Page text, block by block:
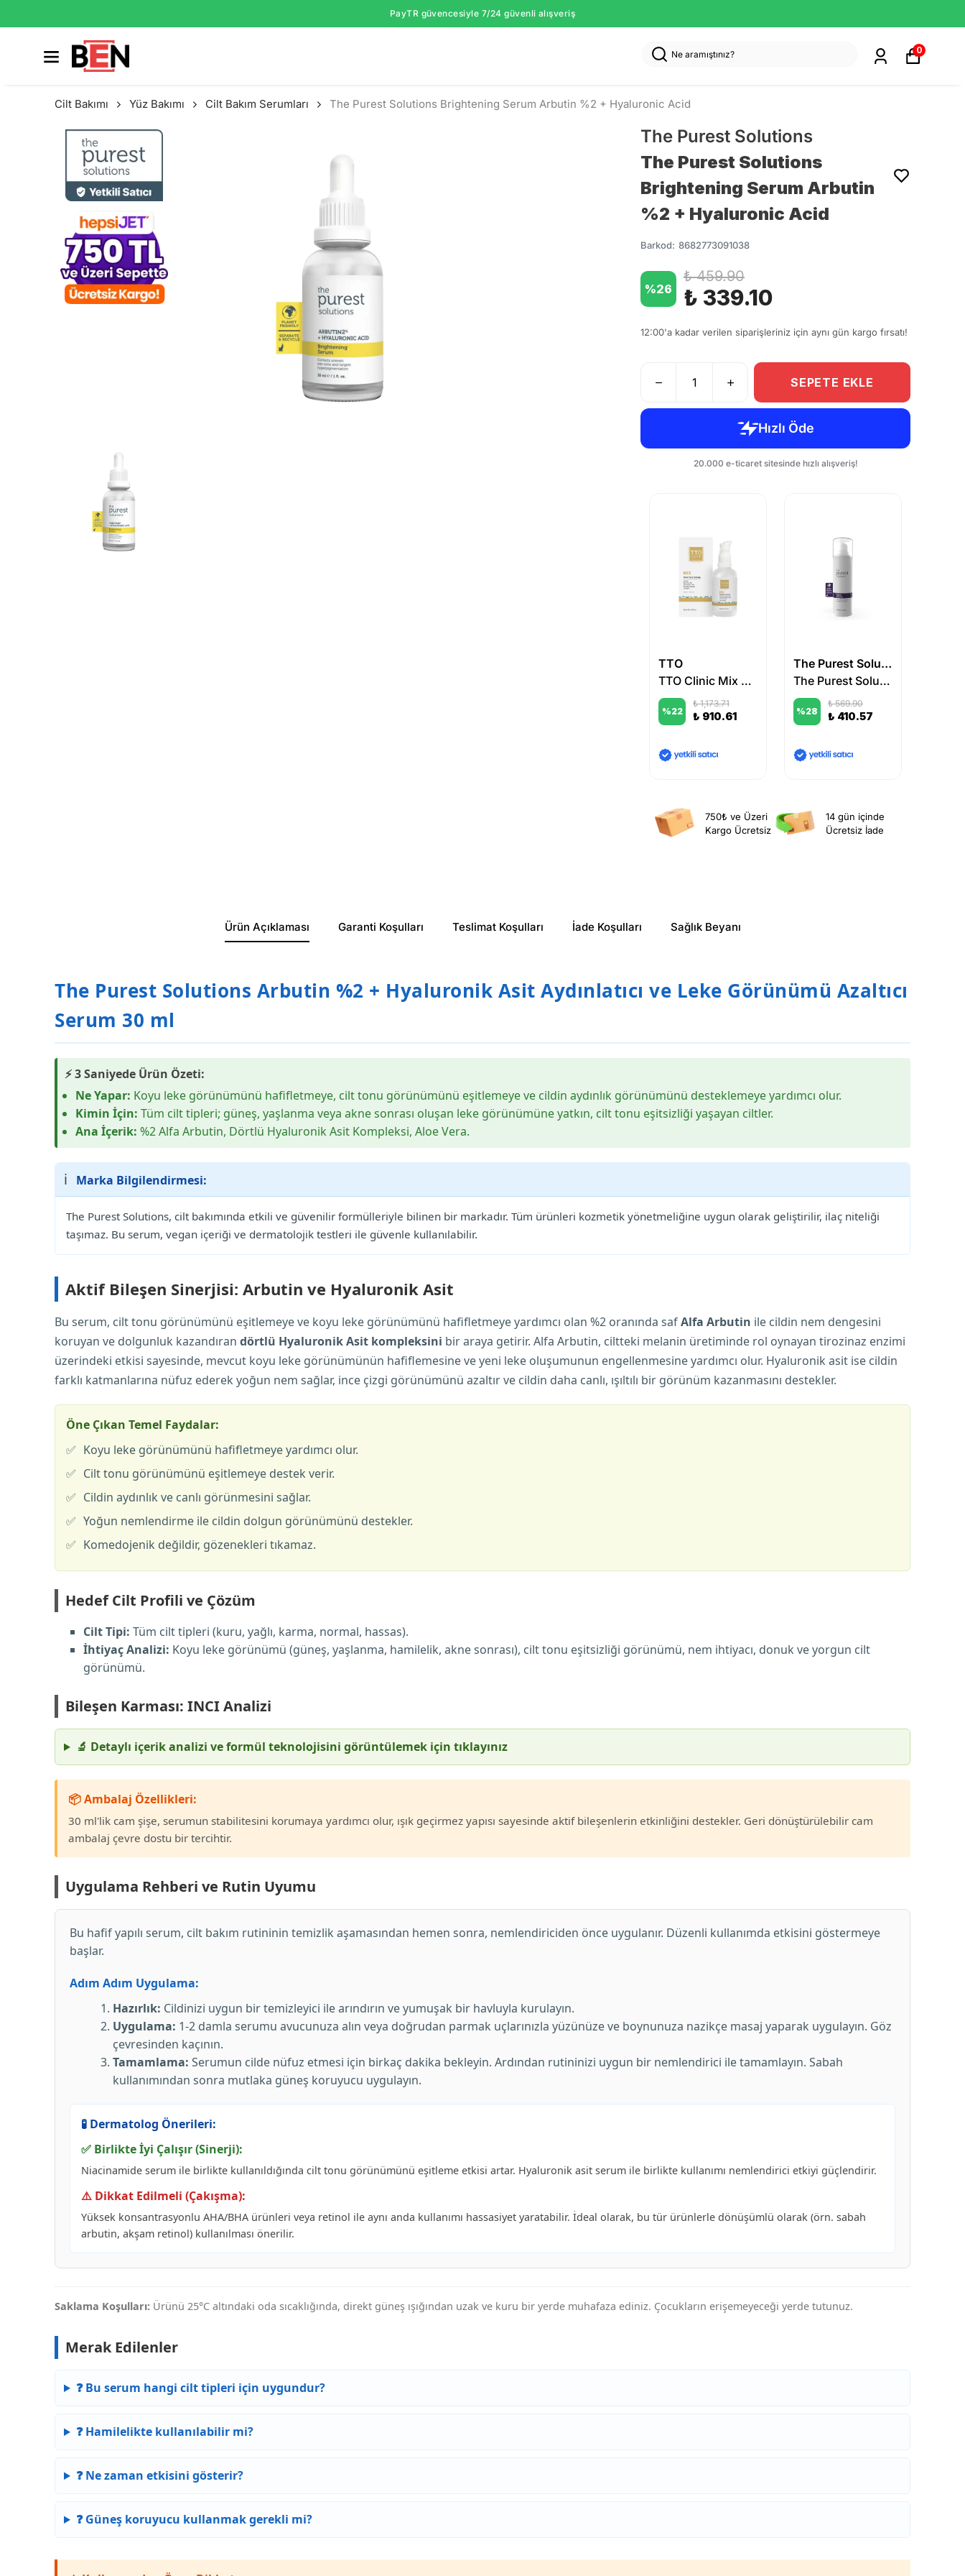
PayTR güvencesiyle 7/24 güvenli alışveriş
0
Cilt Bakımı Yüz Bakımı Cilt Bakım Serumları The Purest Solutions Brightening Serum Arbutin %2 + Hyaluronic Acid
The Purest Solutions
The Purest Solutions
Brightening Serum Arbutin
%2 + Hyaluronic Acid
Barkod: 8682773091038
%26
₺ 459.90
₺ 339.10
12:00'a kadar verilen siparişleriniz için aynı gün kargo fırsatı!
SEPETE EKLE
TTO
TTO Clinic Mix Cilt Bakım Serumu 50 ml
%22
₺ 1,173.71
₺ 910.61
The Purest Solutions
The Purest Solutions Peptide Complex Serum
%28
₺ 569.90
₺ 410.57
750₺ ve Üzeri
Kargo Ücretsiz
14 gün içinde
Ücretsiz İade
Ürün Açıklaması Garanti Koşulları Teslimat Koşulları İade Koşulları Sağlık Beyanı
The Purest Solutions Arbutin %2 + Hyaluronik Asit Aydınlatıcı ve Leke Görünümü Azaltıcı
Serum 30 ml
⚡ 3 Saniyede Ürün Özeti:
Ne Yapar: Koyu leke görünümünü hafifletmeye, cilt tonu görünümünü eşitlemeye ve cildin aydınlık görünümünü desteklemeye yardımcı olur.
Kimin İçin: Tüm cilt tipleri; güneş, yaşlanma veya akne sonrası oluşan leke görünümüne yatkın, cilt tonu eşitsizliği yaşayan ciltler.
Ana İçerik: %2 Alfa Arbutin, Dörtlü Hyaluronik Asit Kompleksi, Aloe Vera.
ℹ️ Marka Bilgilendirmesi:
The Purest Solutions, cilt bakımında etkili ve güvenilir formülleriyle bilinen bir markadır. Tüm ürünleri kozmetik yönetmeliğine uygun olarak geliştirilir, ilaç niteliği
taşımaz. Bu serum, vegan içeriği ve dermatolojik testleri ile güvenle kullanılabilir.
Aktif Bileşen Sinerjisi: Arbutin ve Hyaluronik Asit
Bu serum, cilt tonu görünümünü eşitlemeye ve koyu leke görünümünü hafifletmeye yardımcı olan %2 oranında safAlfa Arbutin ile cildin nem dengesini
koruyan ve dolgunluk kazandıran dörtlü Hyaluronik Asit kompleksini bir araya getirir. Alfa Arbutin, ciltteki melanin üretiminde rol oynayan tirozinaz enzimi
üzerindeki etkisi sayesinde, mevcut koyu leke görünümünün hafiflemesine ve yeni leke oluşumunun engellenmesine yardımcı olur. Hyaluronik asit ise cildin
farklı katmanlarına nüfuz ederek yoğun nem sağlar, ince çizgi görünümünü azaltır ve cildin daha canlı, ışıltılı bir görünüm kazanmasını destekler.
Öne Çıkan Temel Faydalar:
✅ Koyu leke görünümünü hafifletmeye yardımcı olur.
✅ Cilt tonu görünümünü eşitlemeye destek verir.
✅ Cildin aydınlık ve canlı görünmesini sağlar.
✅ Yoğun nemlendirme ile cildin dolgun görünümünü destekler.
✅ Komedojenik değildir, gözenekleri tıkamaz.
Hedef Cilt Profili ve Çözüm
Cilt Tipi: Tüm cilt tipleri (kuru, yağlı, karma, normal, hassas).
İhtiyaç Analizi: Koyu leke görünümü (güneş, yaşlanma, hamilelik, akne sonrası), cilt tonu eşitsizliği görünümü, nem ihtiyacı, donuk ve yorgun cilt
görünümü.
Bileşen Karması: INCI Analizi
🔬 Detaylı içerik analizi ve formül teknolojisini görüntülemek için tıklayınız
📦 Ambalaj Özellikleri:
30 ml'lik cam şişe, serumun stabilitesini korumaya yardımcı olur, ışık geçirmez yapısı sayesinde aktif bileşenlerin etkinliğini destekler. Geri dönüştürülebilir cam
ambalaj çevre dostu bir tercihtir.
Uygulama Rehberi ve Rutin Uyumu
Bu hafif yapılı serum, cilt bakım rutininin temizlik aşamasından hemen sonra, nemlendiriciden önce uygulanır. Düzenli kullanımda etkisini göstermeye
başlar.
Adım Adım Uygulama:
Hazırlık: Cildinizi uygun bir temizleyici ile arındırın ve yumuşak bir havluyla kurulayın.
Uygulama: 1-2 damla serumu avucunuza alın veya doğrudan parmak uçlarınızla yüzünüze ve boynunuza nazikçe masaj yaparak uygulayın. Göz
çevresinden kaçının.
Tamamlama: Serumun cilde nüfuz etmesi için birkaç dakika bekleyin. Ardından rutininizi uygun bir nemlendirici ile tamamlayın. Sabah
kullanımından sonra mutlaka güneş koruyucu uygulayın.
🧪 Dermatolog Önerileri:
✅ Birlikte İyi Çalışır (Sinerji):
Niacinamide serum ile birlikte kullanıldığında cilt tonu görünümünü eşitleme etkisi artar. Hyaluronik asit serum ile birlikte kullanımı nemlendirici etkiyi güçlendirir.
⚠️ Dikkat Edilmeli (Çakışma):
Yüksek konsantrasyonlu AHA/BHA ürünleri veya retinol ile aynı anda kullanımı hassasiyet yaratabilir. İdeal olarak, bu tür ürünlerle dönüşümlü olarak (örn. sabah
arbutin, akşam retinol) kullanılması önerilir.
Saklama Koşulları: Ürünü 25°C altındaki oda sıcaklığında, direkt güneş ışığından uzak ve kuru bir yerde muhafaza ediniz. Çocukların erişemeyeceği yerde tutunuz.
Merak Edilenler
❓ Bu serum hangi cilt tipleri için uygundur?
❓ Hamilelikte kullanılabilir mi?
❓ Ne zaman etkisini gösterir?
❓ Güneş koruyucu kullanmak gerekli mi?